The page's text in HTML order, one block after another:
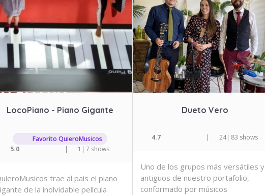
LocoPiano - Piano Gigante
Favorito QuieroMusicos
5.0
| 1 | 7 shows
trae al país el piano
de la inolvidable película
Dueto Vero
4.7 | 24| 83 shows
Uno de los grupos más versátiles y
antiguos de nuestro portafolio,
conformado por músicos